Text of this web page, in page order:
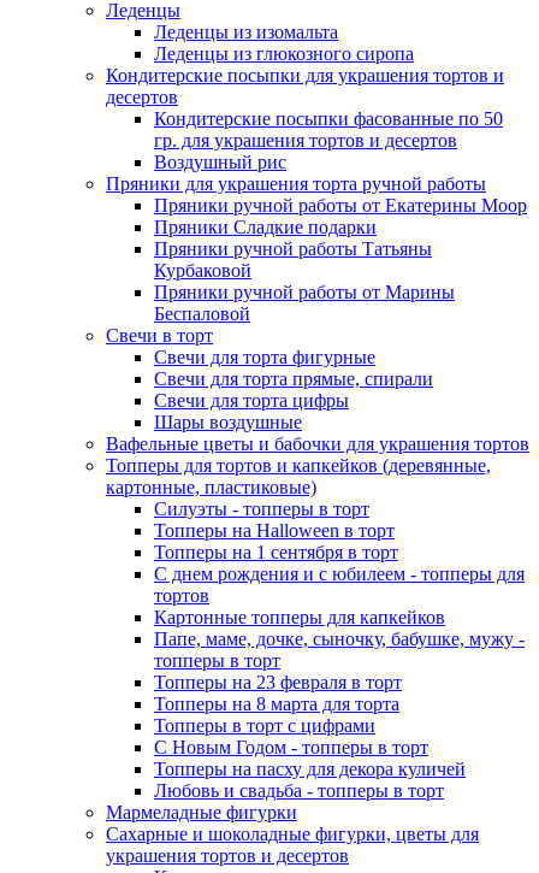
Леденцы
Леденцы из изомальта
Леденцы из глюкозного сиропа
Кондитерские посыпки для украшения тортов и
десертов
Кондитерские посыпки фасованные по 50
гр. для украшения тортов и десертов
Воздушный рис
Пряники для украшения торта ручной работы
Пряники ручной работы от Екатерины Моор
Пряники Сладкие подарки
Пряники ручной работы Татьяны
Курбаковой
Пряники ручной работы от Марины
Беспаловой
Свечи в торт
Свечи для торта фигурные
Свечи для торта прямые, спирали
Свечи для торта цифры
Шары воздушные
Вафельные цветы и бабочки для украшения тортов
Топперы для тортов и капкейков (деревянные,
картонные, пластиковые)
Силуэты - топперы в торт
Топперы на Halloween в торт
Топперы на 1 сентября в торт
С днем рождения и с юбилеем - топперы для
тортов
Картонные топперы для капкейков
Папе, маме, дочке, сыночку, бабушке, мужу -
топперы в торт
Топперы на 23 февраля в торт
Топперы на 8 марта для торта
Топперы в торт с цифрами
С Новым Годом - топперы в торт
Топперы на пасху для декора куличей
Любовь и свадьба - топперы в торт
Мармеладные фигурки
Сахарные и шоколадные фигурки, цветы для
украшения тортов и десертов